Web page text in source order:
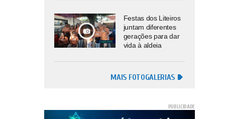
Festas dos Liteiros
juntam diferentes
gerações para dar
vida à aldeia
MAIS FOTOGALERIAS